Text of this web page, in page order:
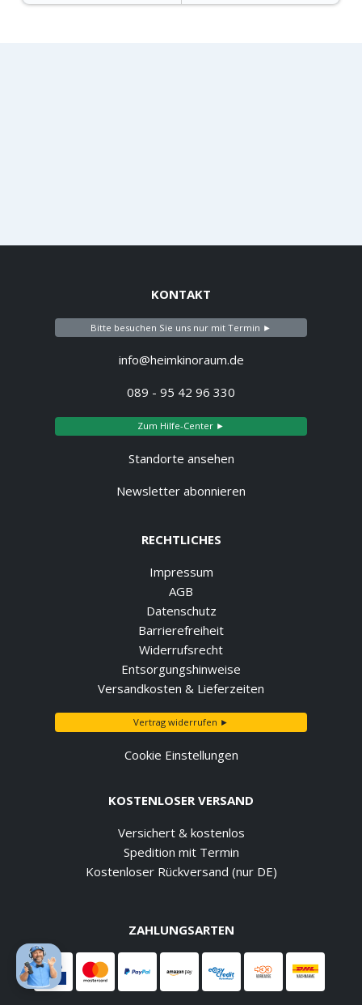
KONTAKT
Bitte besuchen Sie uns nur mit Termin ►
info@heimkinoraum.de
089 - 95 42 96 330
Zum Hilfe-Center ►
Standorte ansehen
Newsletter abonnieren
RECHTLICHES
Impressum
AGB
Datenschutz
Barrierefreiheit
Widerrufsrecht
Entsorgungshinweise
Versandkosten & Lieferzeiten
Vertrag widerrufen ►
Cookie Einstellungen
KOSTENLOSER VERSAND
Versichert & kostenlos
Spedition mit Termin
Kostenloser Rückversand (nur DE)
ZAHLUNGSARTEN